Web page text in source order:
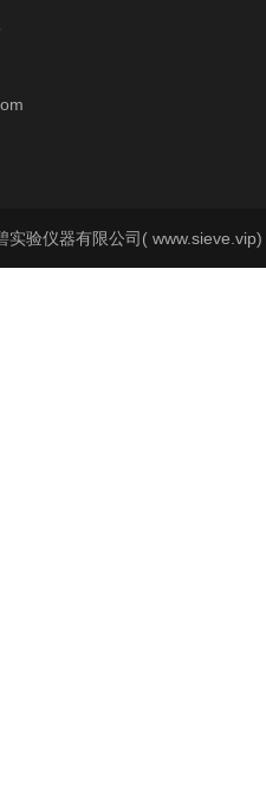
实验仪器有限公司(